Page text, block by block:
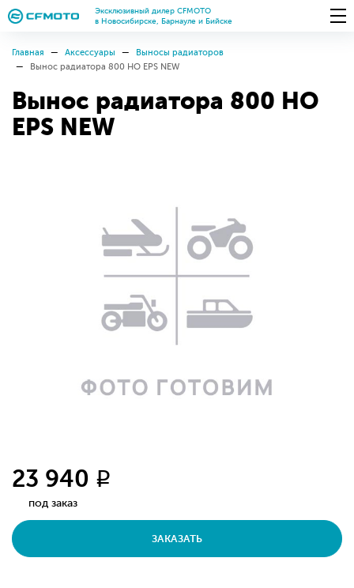
Эксклюзивный дилер CFMOTO
в Новосибирске, Барнауле и Бийске
Главная Аксессуары
Выносы радиаторов
Вынос радиатора 800 HO EPS NEW
Вынос радиатора 800 HO
EPS NEW
23 940 q
под заказ
ЗАКАЗАТЬ